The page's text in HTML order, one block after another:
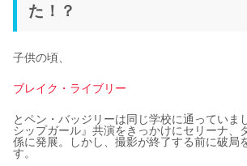
た！？
子供の頃、
ブレイク・ライブリー
とペン・バッジリーは同じ学校に通っていま
シップガール』共演をきっかけにセリーナ、
係に発展。しかし、撮影が終了する前に破局
す。